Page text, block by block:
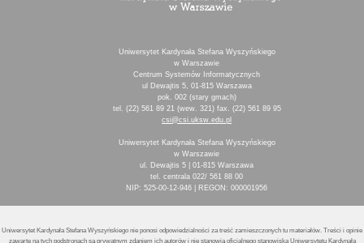
Uniwersytet Kardynała Stefana Wyszyńskiego
w Warszawie
Centrum Systemów Informatycznych
ul Dewajtis 5, 01-815 Warszawa
pok. 002 (stary gmach)
tel. (22) 561 89 21 (wew. 321) fax. (22) 561 89 95
csi@csi.uksw.edu.pl
Uniwersytet Kardynała Stefana Wyszyńskiego
w Warszawie
ul. Dewajtis 5 | 01-815 Warszawa
tel. centrala 022/ 561 88 00
NIP: 525-00-12-946 | REGON: 000001956
Uniwersytet Kardynała Stefana Wyszyńskiego nie ponosi odpowiedzialności za treść zamieszczonych tu materiałów. Treści i opinie
zawarte na tych podstronach są prywatnym zdaniem ich autorów i nie stanowią oficjalnego stanowiska Uniwersytetu Kardynała